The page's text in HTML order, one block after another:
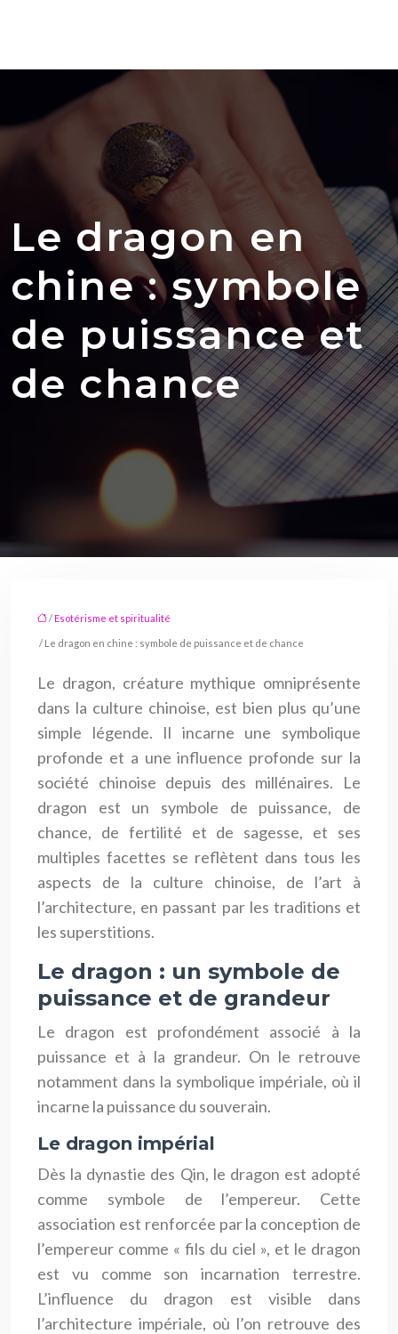
Le dragon en
chine : symbole
de puissance et
de chance
/ Esotérisme et spiritualité
/ Le dragon en chine : symbole de puissance et de chance
Le dragon, créature mythique omniprésente
dans la culture chinoise, est bien plus qu’une
simple légende. Il incarne une symbolique
profonde et a une influence profonde sur la
société chinoise depuis des millénaires. Le
dragon est un symbole de puissance, de
chance, de fertilité et de sagesse, et ses
multiples facettes se reflètent dans tous les
aspects de la culture chinoise, de l’art à
l’architecture, en passant par les traditions et
les superstitions.
Le dragon : un symbole de
puissance et de grandeur
Le dragon est profondément associé à la
puissance et à la grandeur. On le retrouve
notamment dans la symbolique impériale, où il
incarne la puissance du souverain.
Le dragon impérial
Dès la dynastie des Qin, le dragon est adopté
comme symbole de l’empereur. Cette
association est renforcée par la conception de
l’empereur comme « fils du ciel », et le dragon
est vu comme son incarnation terrestre.
L’influence du dragon est visible dans
l’architecture impériale, où l’on retrouve des